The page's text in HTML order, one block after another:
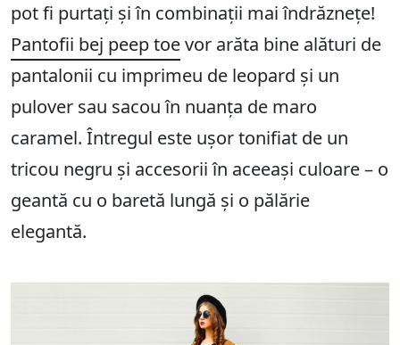
pot fi purtați și în combinații mai îndrăznețe!
Pantofii bej peep toevor arăta bine alături de
pantalonii cu imprimeu de leopard și un
pulover sau sacou în nuanța de maro
caramel. Întregul este ușor tonifiat de un
tricou negru și accesorii în aceeași culoare – o
geantă cu o baretă lungă și o pălărie
elegantă.